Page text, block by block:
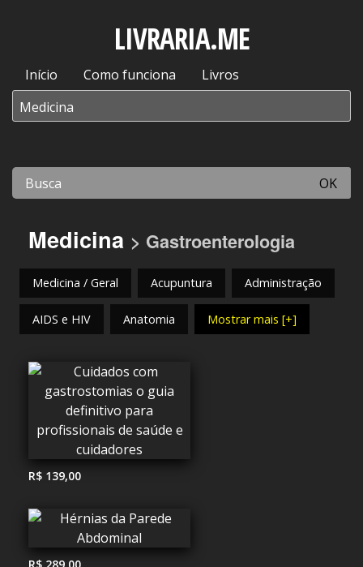
LIVRARIA.ME
Início Como funciona Livros
OK
Medicina > Gastroenterologia
Medicina / Geral Acupuntura Administração
AIDS e HIV Anatomia Mostrar mais [+]
R$ 139,00